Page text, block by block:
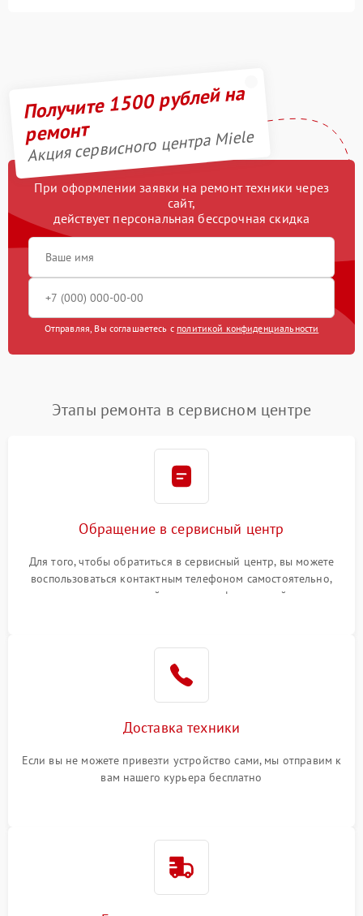
Получите 1500 рублей на
ремонт
Акция сервисного центра Miele
При оформлении заявки на ремонт техники через
сайт,
действует персональная бессрочная скидка
Отправляя, Вы соглашаетесь с политикой конфиденциальности
Этапы ремонта в сервисном центре
Обращение в сервисный центр
Для того, чтобы обратиться в сервисный центр, вы можете
воспользоваться контактным телефоном самостоятельно,
или оставить свой номер телефона на сайте
Доставка техники
Если вы не можете привезти устройство сами, мы отправим к
вам нашего курьера бесплатно